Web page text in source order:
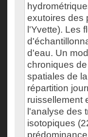
exutoires des
l'Yvette). Les
d'eau. Un
chroniques
spatiales de
répartition
ruissellement
l'analyse des
isotopiques